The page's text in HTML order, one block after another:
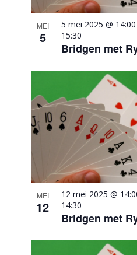
MEI
5
Bridgen met
5 mei 2025 @ 14:00
15:30
MEI
12
Bridgen met
12 mei 2025 @
14:30